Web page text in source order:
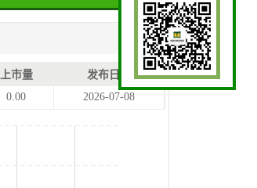
上市量
发布日期
0.00 2026-07-08